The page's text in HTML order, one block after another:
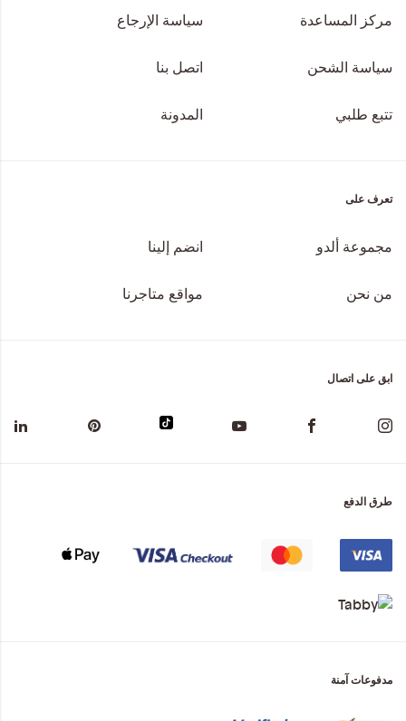
مركز المساعدة سياسة الإرجاع
سياسة الشحن اتصل بنا
تتبع طلبي المدونة
تعرف على
مجموعة ألدو انضم إلينا
من نحن مواقع متاجرنا
ابق على اتصال
طرق الدفع
مدفوعات آمنة